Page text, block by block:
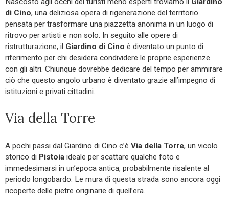
di Cino, una deliziosa opera di rigenerazione del territorio
pensata per trasformare una piazzetta anonima in un luogo di
ritrovo per artisti e non solo. In seguito alle opere di
ristrutturazione, il Giardino di Cino è diventato un punto di
riferimento per chi desidera condividere le proprie esperienze
con gli altri. Chiunque dovrebbe dedicare del tempo per ammirare
ciò che questo angolo urbano è diventato grazie all’impegno di
istituzioni e privati cittadini.
Via della Torre
A pochi passi dal Giardino di Cino c’è Via della Torre, un vicolo
storico di Pistoia ideale per scattare qualche foto e
immedesimarsi in un’epoca antica, probabilmente risalente al
periodo longobardo. Le mura di questa strada sono ancora oggi
ricoperte delle pietre originarie di quell’era.